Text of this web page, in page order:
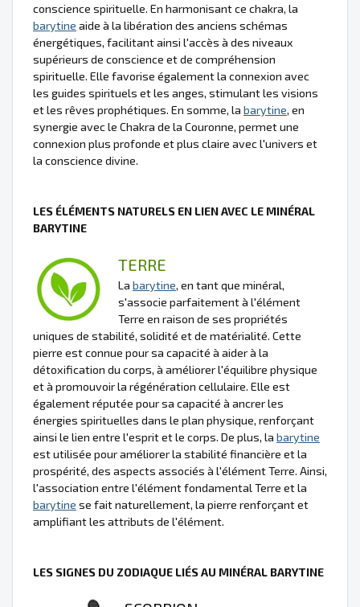
conscience spirituelle. En harmonisant ce chakra, la
barytine aide à la libération des anciens schémas
énergétiques, facilitant ainsi l'accès à des niveaux
supérieurs de conscience et de compréhension
spirituelle. Elle favorise également la connexion avec
les guides spirituels et les anges, stimulant les visions
et les rêves prophétiques. En somme, la barytine, en
synergie avec le Chakra de la Couronne, permet une
connexion plus profonde et plus claire avec l'univers et
la conscience divine.
LES ÉLÉMENTS NATURELS EN LIEN AVEC LE MINÉRAL
BARYTINE
TERRE
La barytine, en tant que minéral,
s'associe parfaitement à l'élément
Terre en raison de ses propriétés
uniques de stabilité, solidité et de matérialité. Cette
pierre est connue pour sa capacité à aider à la
détoxification du corps, à améliorer l'équilibre physique
et à promouvoir la régénération cellulaire. Elle est
également réputée pour sa capacité à ancrer les
énergies spirituelles dans le plan physique, renforçant
ainsi le lien entre l'esprit et le corps. De plus, la barytine
est utilisée pour améliorer la stabilité financière et la
prospérité, des aspects associés à l'élément Terre. Ainsi,
l'association entre l'élément fondamental Terre et la
barytine se fait naturellement, la pierre renforçant et
amplifiant les attributs de l'élément.
LES SIGNES DU ZODIAQUE LIÉS AU MINÉRAL BARYTINE